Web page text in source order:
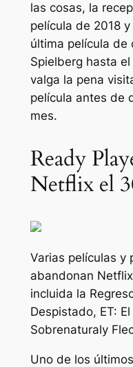
las cosas, la
película de 2018
última película de
Spielberg hasta
valga la pena
película antes de
mes.
Ready
Netflix el
Varias películas y
abandonan
incluida la
Despistado, ET:
Sobrenaturaly
Uno de los